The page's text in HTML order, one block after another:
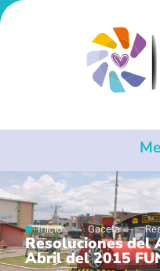
Inicio Gaceta
Resoluciones del
Abril del 2015